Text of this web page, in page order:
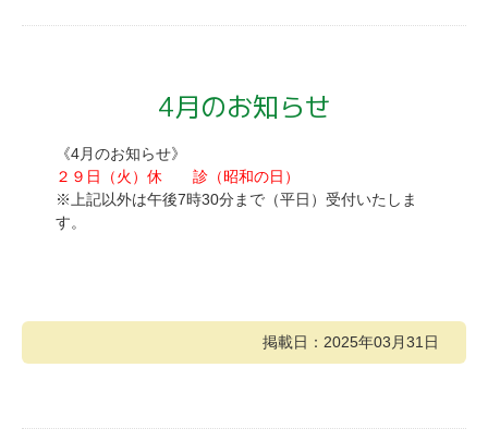
4月のお知らせ
《4月のお知らせ》
２９日（火）休 診（昭和の日）
※上記以外は午後7時30分まで（平日）受付いたしま
す。
掲載日：2025年03月31日